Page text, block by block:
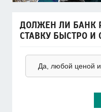
ДОЛЖЕН ЛИ БАНК
СТАВКУ БЫСТРО